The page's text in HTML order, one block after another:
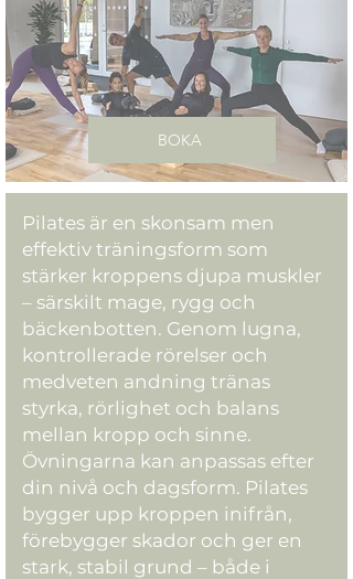
BOKA
Pilates är en skonsam men
effektiv träningsform som
stärker kroppens djupa muskler
– särskilt mage, rygg och
bäckenbotten. Genom lugna,
kontrollerade rörelser och
medveten andning tränas
styrka, rörlighet och balans
mellan kropp och sinne.
Övningarna kan anpassas efter
din nivå och dagsform. Pilates
bygger upp kroppen inifrån,
förebygger skador och ger en
stark, stabil grund – både i